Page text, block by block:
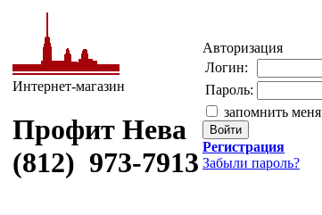
Интернет-магазин
Профит Нева
(812) 973-7913
Авторизация
Логин:
Пароль:
запомнить меня
Регистрация
Забыли пароль?